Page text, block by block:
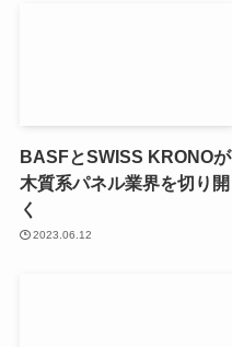
BASFとSWISS KRONOが
木質系パネル業界を切り開
く
2023.06.12